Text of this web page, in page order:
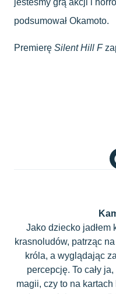
podsumował Okamoto.
Premierę Silent Hill F
Jako dziecko jadłem
krasnoludów, patrząc
króla, a wyglądając
percepcję. To cały
magii, czy to na